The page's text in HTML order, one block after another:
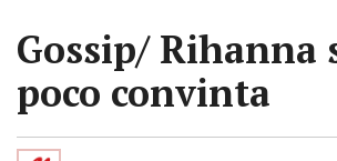
Gossip/ Rihanna
poco convinta